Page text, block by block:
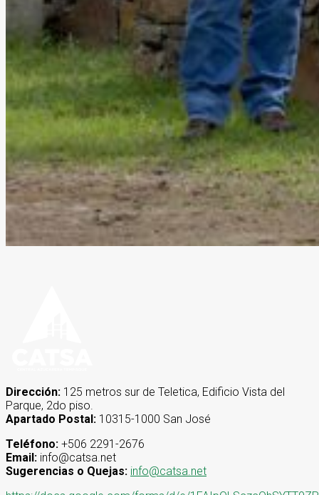
Dirección: 125 metros sur de Teletica, Edificio Vista del
Parque, 2do piso.
Apartado Postal: 10315-1000 San José
Teléfono: +506 2291-2676
Email: info@catsa.net
Sugerencias o Quejas: info@catsa.net